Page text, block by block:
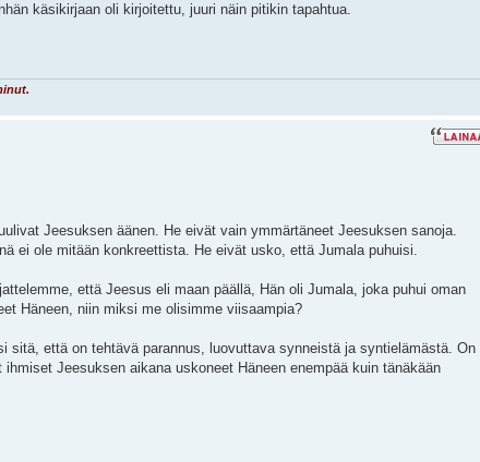
käsikirjaan oli kirjoitettu, juuri näin pitikin tapahtua.
Jeesuksen äänen. He eivät vain ymmärtäneet Jeesuksen sanoja.
ei ole mitään konkreettista. He eivät usko, että Jumala puhuisi.
että Jeesus eli maan päällä, Hän oli Jumala, joka puhui oman
Häneen, niin miksi me olisimme viisaampia?
sitä, että on tehtävä parannus, luovuttava synneistä ja syntielämästä. On
Jeesuksen aikana uskoneet Häneen enempää kuin tänäkään